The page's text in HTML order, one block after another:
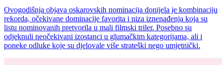
Ovogodišnja objava oskarovskih nominacija donijela je kombinaciju
rekorda, očekivane dominacije favorita i niza iznenađenja koja su
listu nominovanih pretvorila u mali filmski triler. Posebno su
odjeknuli neočekivani izostanci u glumačkim kategorijama, ali i
poneke odluke koje su djelovale više strateški nego umjetnički.